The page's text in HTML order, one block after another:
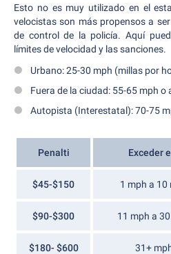
Esto no es muy utilizado en el
velocistas son más propensos a
de control de la policía. Aquí
límites de velocidad y las sanciones.
Urbano: 25-30 mph (millas por
Fuera de la ciudad: 55-65 mph
Autopista (Interestatal): 70-75
Penalti Exceder
$45-$150 1 mph a
$90-$300 11 mph a
$180- $600 31+